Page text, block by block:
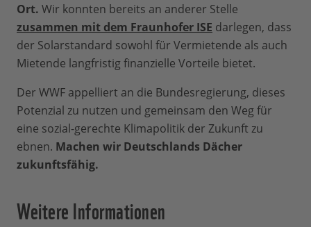
Ort. Wir konnten bereits an anderer Stelle
zusammen mit dem Fraunhofer ISE darlegen, dass
der Solarstandard sowohl für Vermietende als auch
Mietende langfristig finanzielle Vorteile bietet.
Der WWF appelliert an die Bundesregierung, dieses
Potenzial zu nutzen und gemeinsam den Weg für
eine sozial-gerechte Klimapolitik der Zukunft zu
ebnen. Machen wir Deutschlands Dächer
zukunftsfähig.
Weitere Informationen